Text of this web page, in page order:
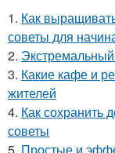
1. Как
советы для
2.
3. Какие кафе и
жителей
4. Как сохранить
советы